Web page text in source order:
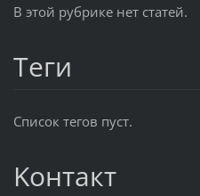
В этой рубрике нет статей.
Теги
Список тегов пуст.
Koнтакт